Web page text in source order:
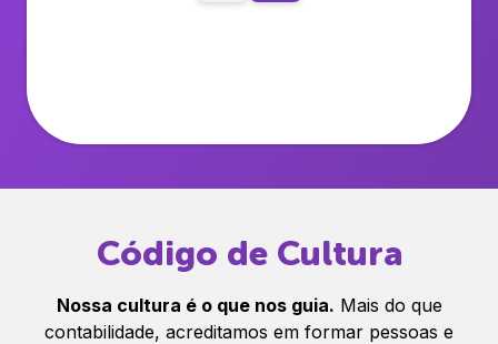
Código de Cultura
Nossa cultura é o que nos guia. Mais do que
contabilidade, acreditamos em formar pessoas e